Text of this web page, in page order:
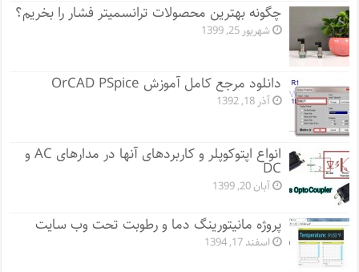
چگونه بهترین محصولات ترانسمیتر فشار را بخریم؟
شهریور 25, 1399
دانلود مرجع کامل آموزش OrCAD PSpice
آذر 18, 1392
انواع اپتوکوپلر و کاربردهای آنها در مدارهای AC و
DC
آبان 20, 1399
پروژه مانيتورينگ دما و رطوبت تحت وب سایت
اسفند 17, 1394